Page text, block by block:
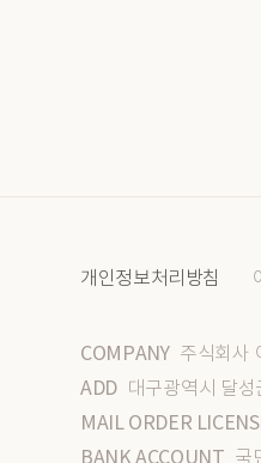
개인정보처리방침
COMPANY 주식회사
ADD 대구광역시 달
MAIL ORDER
BANK ACCOUNT 국